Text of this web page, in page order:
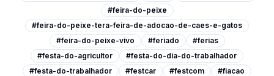
#feira-do-peixe
#feira-do-peixe-tera-feira-de-adocao-de-caes-e-gatos
#feira-do-peixe-vivo
#feriado
#ferias
#festa-do-agricultor
#festa-do-dia-do-trabalhador
#festa-do-trabalhador
#festcar #festcom
#fiacao